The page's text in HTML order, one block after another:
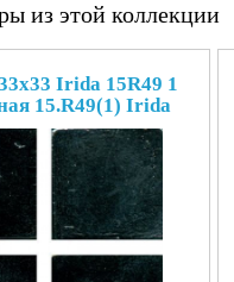
из этой коллекции
Irida 15R49 1
15.R49(1) Irida